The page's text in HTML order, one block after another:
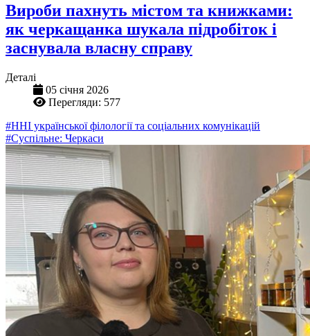
Вироби пахнуть містом та книжками:
як черкащанка шукала підробіток і
заснувала власну справу
Деталі
05 січня 2026
Перегляди: 577
#ННІ української філології та соціальних комунікацій
#Суспільне: Черкаси